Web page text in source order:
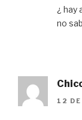
¿ hay
no
12